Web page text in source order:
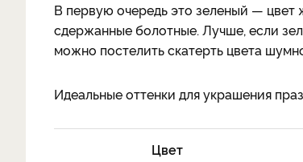
В первую очередь это зеленый — цвет
сдержанные болотные. Лучше, если
можно постелить скатерть цвета
Идеальные оттенки для украшения
Цвет